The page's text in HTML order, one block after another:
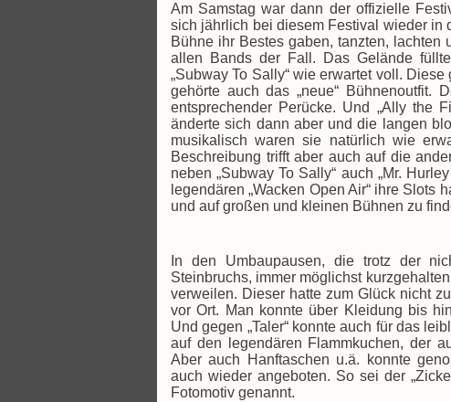
Am Samstag war dann der offizielle
sich jährlich bei diesem Festival wieder in
Bühne ihr Bestes gaben, tanzten,
allen Bands der Fall. Das Gelände
„Subway To Sally“ wie erwartet voll.
gehörte auch das „neue“ Bühnenoutfit.
entsprechender Perücke. Und „Ally the
änderte sich dann aber und die langen
musikalisch waren sie natürlich wie
Beschreibung trifft aber auch auf die
neben „Subway To Sally“ auch „Mr.
legendären „Wacken Open Air“ ihre
und auf großen und kleinen Bühnen zu
In den Umbaupausen, die trotz der
Steinbruchs, immer möglichst
verweilen. Dieser hatte zum Glück nicht
vor Ort. Man konnte über Kleidung bis
Und gegen „Taler“ konnte auch für das
auf den legendären Flammkuchen, der
Aber auch Hanftaschen u.ä. konnte
auch wieder angeboten. So sei der
Fotomotiv genannt.